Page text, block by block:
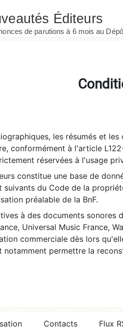
les résumés et
conformément à l'article
réservées à l'usage
constitue une base de
suivants du Code de la
préalable de la BnF.
à des documents sonores
Universal Music France,
commerciale dès lors
notamment permettre la
Contacts
Flux